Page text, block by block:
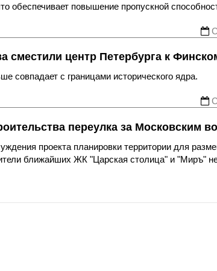
обеспечивает повышение пропускной
сместили центр Петербурга к
совпадает с границами исторического ядра.
переулка за Московским
проекта планировки территории для
ближайших ЖК "Царская столица" и "Миръ"